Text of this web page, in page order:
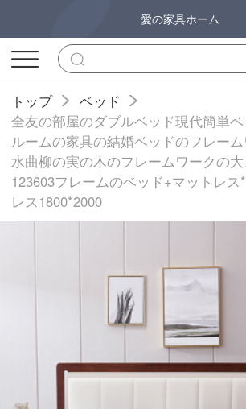
愛の家具ホーム
トップ
ベッド
全友の部屋のダブルベッド現代簡単
ルームの家具の結婚ベッドのフレー
水曲柳の実の木のフレームワークの
123603フレームのベッド+マットレス
レス1800*2000